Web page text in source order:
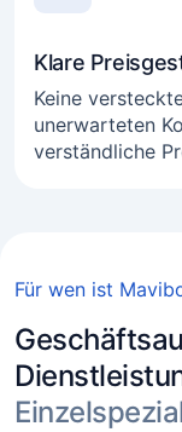
Klare
Keine
unerwarteten
verständliche
Für wen ist
Medizinische
Anwälte
Online-
Beauty-
Beauty-